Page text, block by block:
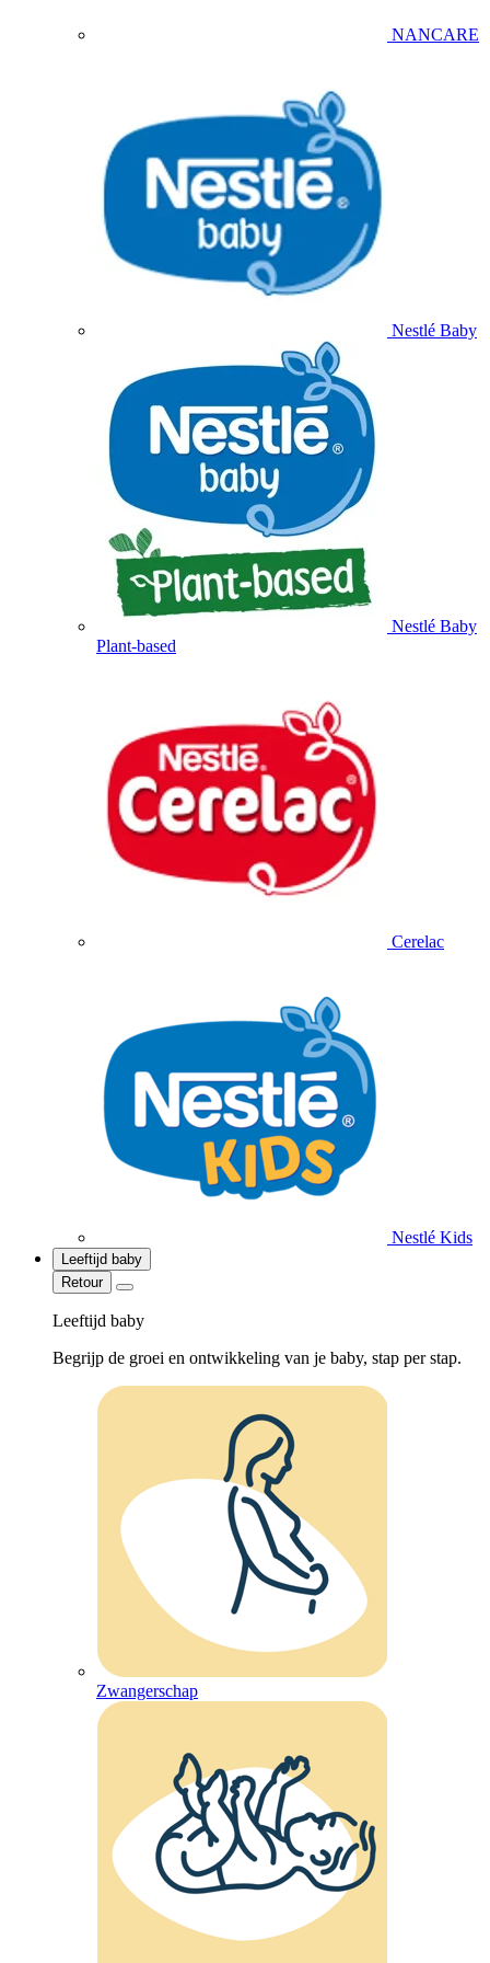
NANCARE
Nestlé Baby
Nestlé Baby
Plant-based
Cerelac
Nestlé Kids
Leeftijd baby
Retour
Leeftijd baby
Begrijp de groei en ontwikkeling van je baby, stap per stap.
Zwangerschap